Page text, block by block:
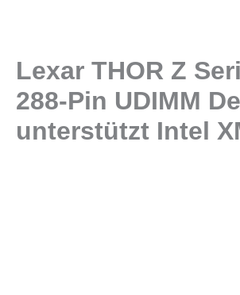
Lexar THOR Z
288-Pin UDIMM
unterstützt Intel